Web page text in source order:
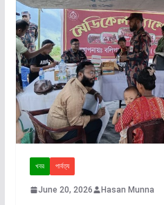
খবর পার্বত্য
June 20, 2026 Hasan Munna